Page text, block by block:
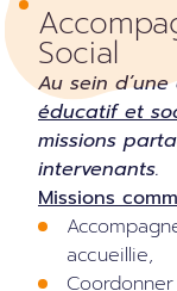
Social
Au sein
éducatif et
missions
intervenants.
Missions
accueillie,